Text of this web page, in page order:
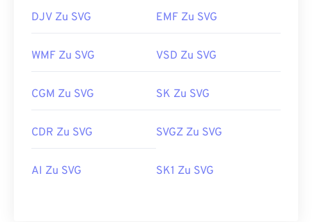
DJV Zu SVG EMF Zu SVG
WMF Zu SVG VSD Zu SVG
CGM Zu SVG SK Zu SVG
CDR Zu SVG SVGZ Zu SVG
AI Zu SVG SK1 Zu SVG